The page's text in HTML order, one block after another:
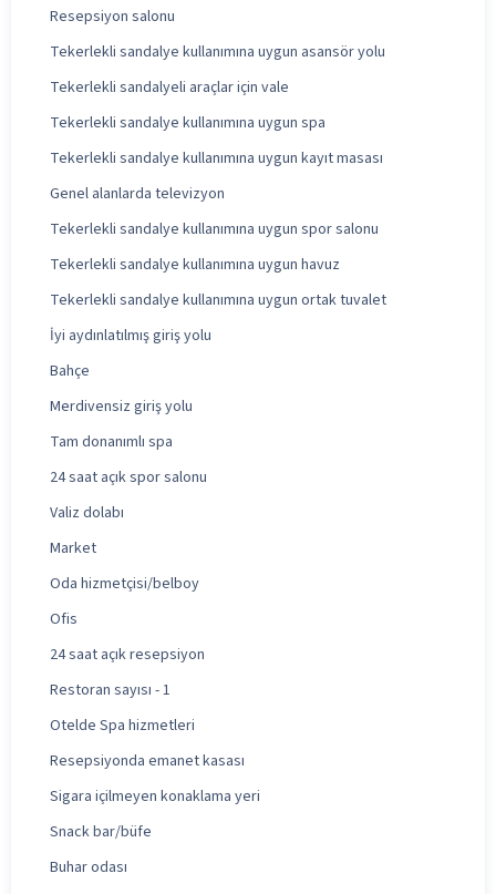
Resepsiyon salonu
Tekerlekli sandalye kullanımına uygun asansör yolu
Tekerlekli sandalyeli araçlar için vale
Tekerlekli sandalye kullanımına uygun spa
Tekerlekli sandalye kullanımına uygun kayıt masası
Genel alanlarda televizyon
Tekerlekli sandalye kullanımına uygun spor salonu
Tekerlekli sandalye kullanımına uygun havuz
Tekerlekli sandalye kullanımına uygun ortak tuvalet
İyi aydınlatılmış giriş yolu
Bahçe
Merdivensiz giriş yolu
Tam donanımlı spa
24 saat açık spor salonu
Valiz dolabı
Market
Oda hizmetçisi/belboy
Ofis
24 saat açık resepsiyon
Restoran sayısı - 1
Otelde Spa hizmetleri
Resepsiyonda emanet kasası
Sigara içilmeyen konaklama yeri
Snack bar/büfe
Buhar odası